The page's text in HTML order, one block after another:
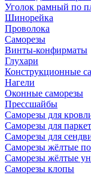
Уголок рамный по
Шинорейка
Проволока
Саморезы
Винты-конфирматы
Глухари
Конструкционные
Нагели
Оконные саморезы
Прессшайбы
Саморезы для
Саморезы для
Саморезы для
Саморезы жёлтые по
Саморезы жёлтые
Саморезы клопы